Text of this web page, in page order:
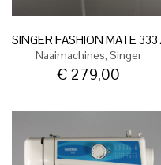
SINGER FASHION MATE
Naaimachines, Singer
€279,00